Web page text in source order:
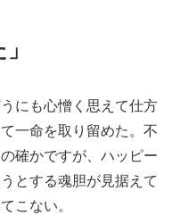
にも心憎く思えて仕方
一命を取り留めた。不
確かですが、ハッピー
とする魂胆が見据えて
こない。